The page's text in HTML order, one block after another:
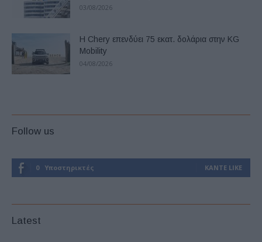
03/08/2026
Η Chery επενδύει 75 εκατ. δολάρια στην KG
Mobility
04/08/2026
Follow us
0 Υποστηρικτές ΚΆΝΤΕ LIKE
Latest